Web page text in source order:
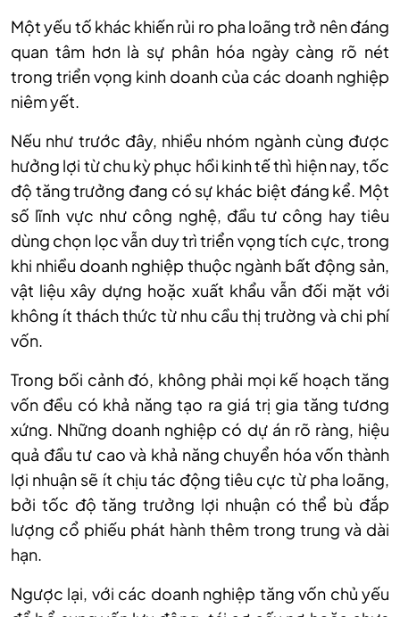
Một yếu tố khác khiến rủi ro pha loãng trở nên đáng
quan tâm hơn là sự phân hóa ngày càng rõ nét
trong triển vọng kinh doanh của các doanh nghiệp
niêm yết.
Nếu như trước đây, nhiều nhóm ngành cùng được
hưởng lợi từ chu kỳ phục hồi kinh tế thì hiện nay, tốc
độ tăng trưởng đang có sự khác biệt đáng kể. Một
số lĩnh vực như công nghệ, đầu tư công hay tiêu
dùng chọn lọc vẫn duy trì triển vọng tích cực, trong
khi nhiều doanh nghiệp thuộc ngành bất động sản,
vật liệu xây dựng hoặc xuất khẩu vẫn đối mặt với
không ít thách thức từ nhu cầu thị trường và chi phí
vốn.
Trong bối cảnh đó, không phải mọi kế hoạch tăng
vốn đều có khả năng tạo ra giá trị gia tăng tương
xứng. Những doanh nghiệp có dự án rõ ràng, hiệu
quả đầu tư cao và khả năng chuyển hóa vốn thành
lợi nhuận sẽ ít chịu tác động tiêu cực từ pha loãng,
bởi tốc độ tăng trưởng lợi nhuận có thể bù đắp
lượng cổ phiếu phát hành thêm trong trung và dài
hạn.
Ngược lại, với các doanh nghiệp tăng vốn chủ yếu